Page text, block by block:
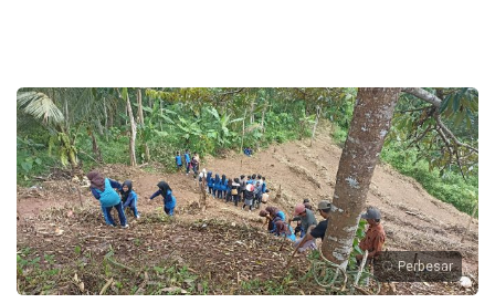
Perbesar